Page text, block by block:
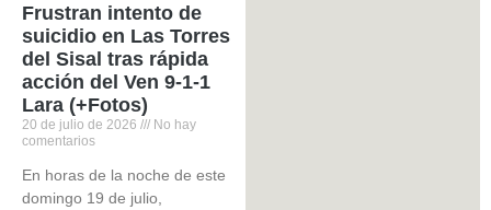
Frustran intento de
suicidio en Las Torres
del Sisal tras rápida
acción del Ven 9-1-1
Lara (+Fotos)
20 de julio de 2026
No hay
comentarios
En horas de la noche de este
domingo 19 de julio,